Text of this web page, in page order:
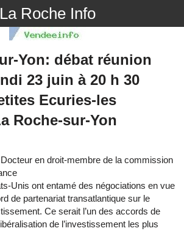
La Roche Info
Yon: débat réunion
23 juin à 20 h 30
Ecuries-les
Roche-sur-Yon
en droit-membre de la commission
Unis ont entamé des négociations en vue
de partenariat transatlantique sur le
Ce serait l’un des accords de
de l’investissement les plus